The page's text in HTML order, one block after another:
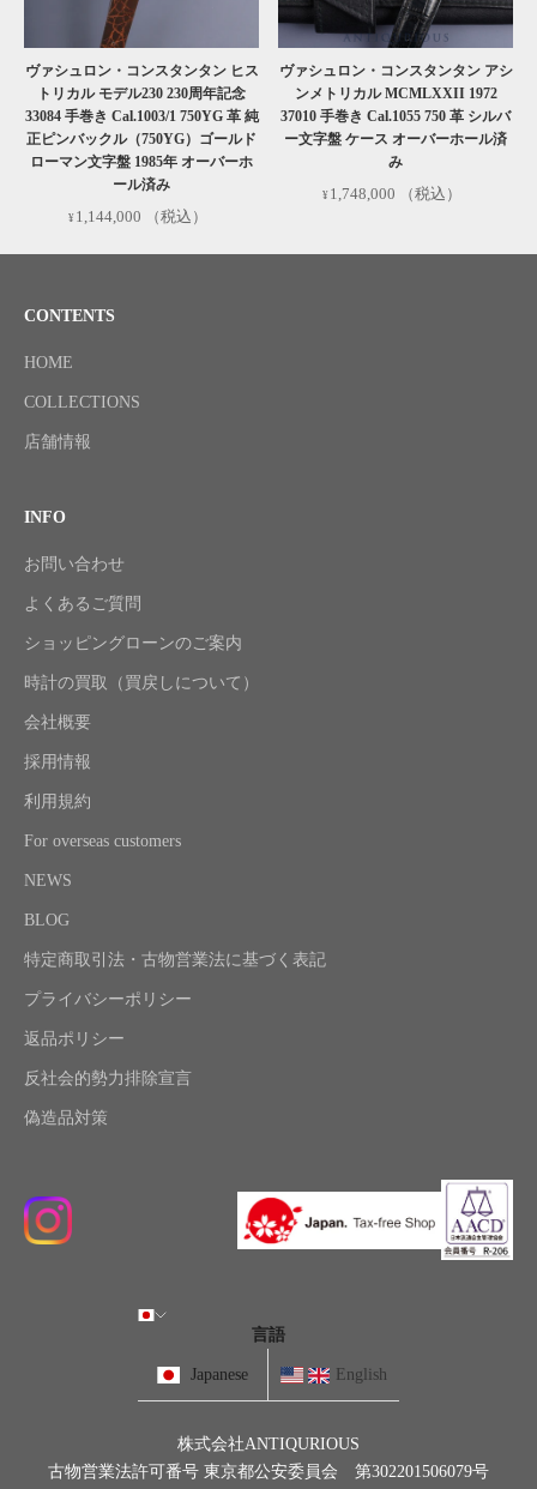
ヴァシュロン・コンスタンタン ヒス
トリカル モデル230 230周年記念
33084 手巻き Cal.1003/1 750YG 革 純
正ピンバックル（750YG）ゴールド
ローマン文字盤 1985年 オーバーホ
ール済み
1,144,000 （税込）
ヴァシュロン・コンスタンタン アシ
ンメトリカル MCMLXXII 1972
37010 手巻き Cal.1055 750 革 シルバ
ー文字盤 ケース オーバーホール済
み
1,748,000 （税込）
CONTENTS
HOME
COLLECTIONS
店舗情報
INFO
お問い合わせ
よくあるご質問
ショッピングローンのご案内
時計の買取（買戻しについて）
会社概要
採用情報
利用規約
For overseas customers
NEWS
BLOG
特定商取引法・古物営業法に基づく表記
プライバシーポリシー
返品ポリシー
反社会的勢力排除宣言
偽造品対策
言語
Japanese English
株式会社ANTIQURIOUS
古物営業法許可番号 東京都公安委員会 第302201506079号